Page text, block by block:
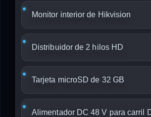
Monitor interior de Hikvision
Distribuidor de 2 hilos HD
Tarjeta microSD de 32 GB
Alimentador DC 48 V para carril